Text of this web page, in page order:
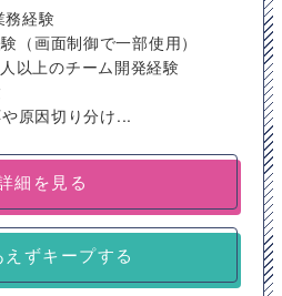
務経験
（画面制御で一部使用）
以上のチーム開発経験
原因切り分け...
細を見る
えずキープする